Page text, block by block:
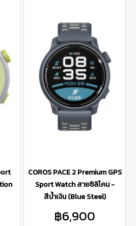
COROS PACE 2 Premium GPS
Sport Watch สายซิลิโคน -
สีน้ำเงิน (Blue Steel)
฿6,900